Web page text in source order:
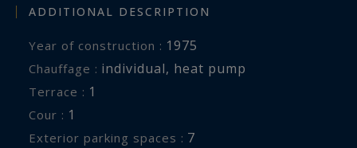
ADDITIONAL DESCRIPTION
Year of construction : 1975
Chauffage : individual, heat pump
terrace : 1
cour : 1
exterior parking spaces : 7